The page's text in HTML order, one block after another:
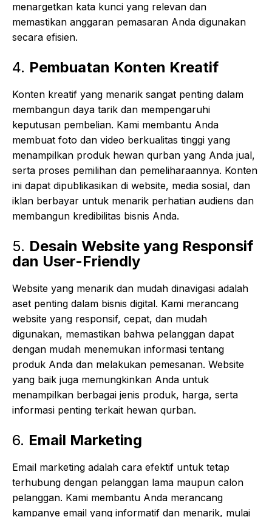
menargetkan kata kunci yang relevan dan
memastikan anggaran pemasaran Anda digunakan
secara efisien.
4. Pembuatan Konten Kreatif
Konten kreatif yang menarik sangat penting dalam
membangun daya tarik dan mempengaruhi
keputusan pembelian. Kami membantu Anda
membuat foto dan video berkualitas tinggi yang
menampilkan produk hewan qurban yang Anda jual,
serta proses pemilihan dan pemeliharaannya. Konten
ini dapat dipublikasikan di website, media sosial, dan
iklan berbayar untuk menarik perhatian audiens dan
membangun kredibilitas bisnis Anda.
5. Desain Website yang Responsif
dan User-Friendly
Website yang menarik dan mudah dinavigasi adalah
aset penting dalam bisnis digital. Kami merancang
website yang responsif, cepat, dan mudah
digunakan, memastikan bahwa pelanggan dapat
dengan mudah menemukan informasi tentang
produk Anda dan melakukan pemesanan. Website
yang baik juga memungkinkan Anda untuk
menampilkan berbagai jenis produk, harga, serta
informasi penting terkait hewan qurban.
6. Email Marketing
Email marketing adalah cara efektif untuk tetap
terhubung dengan pelanggan lama maupun calon
pelanggan. Kami membantu Anda merancang
kampanye email yang informatif dan menarik, mulai